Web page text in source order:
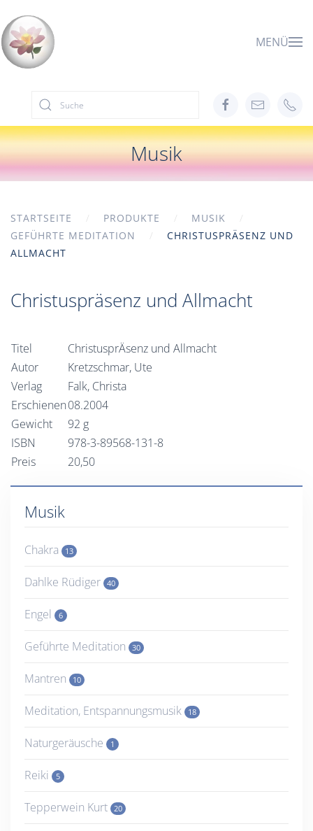
Zum Hauptinhalt springen
MENÜ
Musik
STARTSEITE PRODUKTE
MUSIK
GEFÜHRTE MEDITATION
CHRISTUSPRÄSENZ UND
ALLMACHT
Christuspräsenz und Allmacht
Titel
ChristusprÄsenz und Allmacht
Autor
Kretzschmar, Ute
Verlag
Falk, Christa
Erschienen08.2004
Gewicht
92 g
ISBN
978-3-89568-131-8
Preis
20,50
Musik
Chakra 13
Dahlke Rüdiger 40
Engel 6
Geführte Meditation 30
Mantren 10
Meditation, Entspannungsmusik 18
Naturgeräusche 1
Reiki 5
Tepperwein Kurt 20